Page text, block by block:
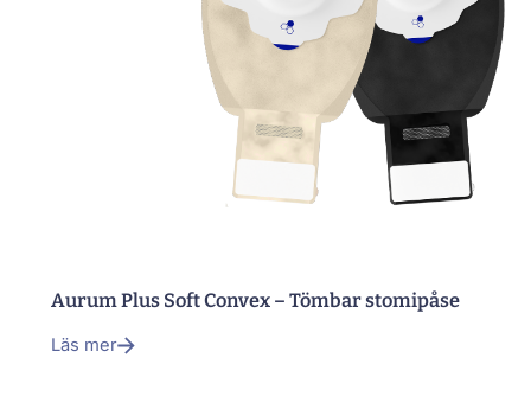
Aurum Plus Soft Convex – Tömbar stomipåse
Läs mer